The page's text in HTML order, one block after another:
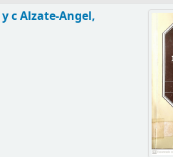
c Alzate-Angel,